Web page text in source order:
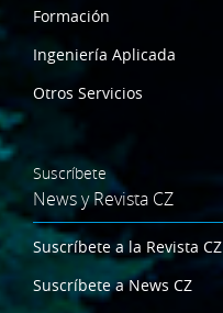
Formación
Ingeniería Aplicada
Otros Servicios
Suscríbete
News y Revista CZ
Suscríbete a la Revista CZ
Suscríbete a News CZ